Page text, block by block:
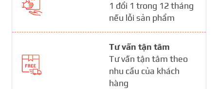
1 đổi 1 trong 12 tháng
nếu lỗi sản phẩm
Tư vấn tận tâm
Tư vấn tận tâm theo
nhu cầu của khách
hàng